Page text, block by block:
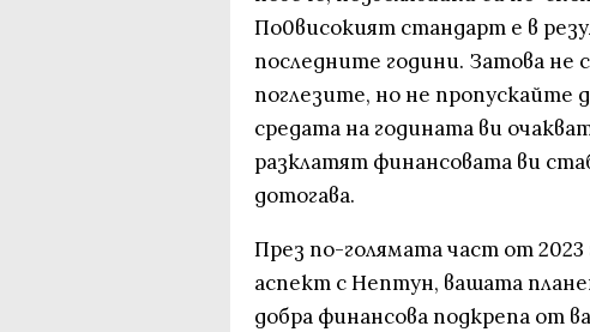
По0високият стандарт е в
последните години. Затова не
поглезите, но не пропускайте
средата на годината ви
разклатят финансовата ви
дотогава.
През по-голямата част от
аспект с Нептун, вашата
добра финансова подкрепа от